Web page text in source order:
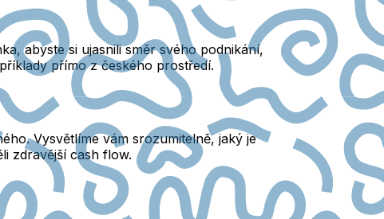
abyste si ujasnili směr svého podnikání,
přímo z českého prostředí.
Vysvětlíme vám srozumitelně, jaký je
zdravější cash flow.